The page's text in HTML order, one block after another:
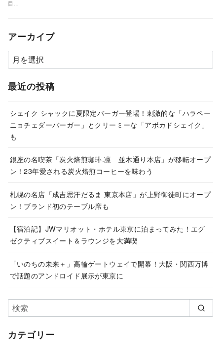
目…
アーカイブ
ア
ー
カ
ブ
最近の投稿
シェイク シャックに夏限定バーガー登場！刺激的な「ハラペー
ニョチェダーバーガー」とクリーミーな「アボカドシェイク」
も
銀座の名喫茶「炭火焙煎珈琲.凛 並木通り本店」が移転オープ
ン！23年愛される炭火焙煎コーヒーを味わう
札幌の名店「成吉思汗だるま 東京本店」が上野御徒町にオープ
ン！ブランド初のテーブル席も
【宿泊記】JWマリオット・ホテル東京に泊まってみた！エグ
ゼクティブスイート＆ラウンジを大満喫
「いのちの未来＋」高輪ゲートウェイで開幕！大阪・関西万博
で話題のアンドロイド展示が東京に
カテゴリー